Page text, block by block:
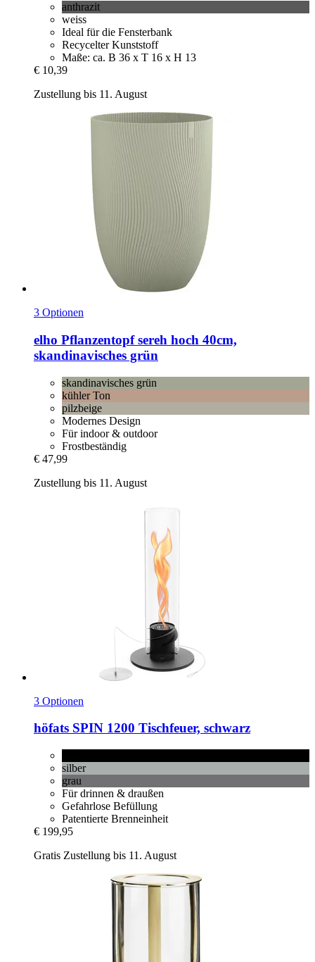
anthrazit
weiss
Ideal für die Fensterbank
Recycelter Kunststoff
Maße: ca. B 36 x T 16 x H 13
€ 10,39
Zustellung bis 11. August
3 Optionen
elho Pflanzentopf sereh hoch 40cm,
skandinavisches grün
skandinavisches grün
kühler Ton
pilzbeige
Modernes Design
Für indoor & outdoor
Frostbeständig
€ 47,99
Zustellung bis 11. August
3 Optionen
höfats SPIN 1200 Tischfeuer, schwarz
silber
grau
Für drinnen & draußen
Gefahrlose Befüllung
Patentierte Brenneinheit
€ 199,95
Gratis Zustellung bis 11. August